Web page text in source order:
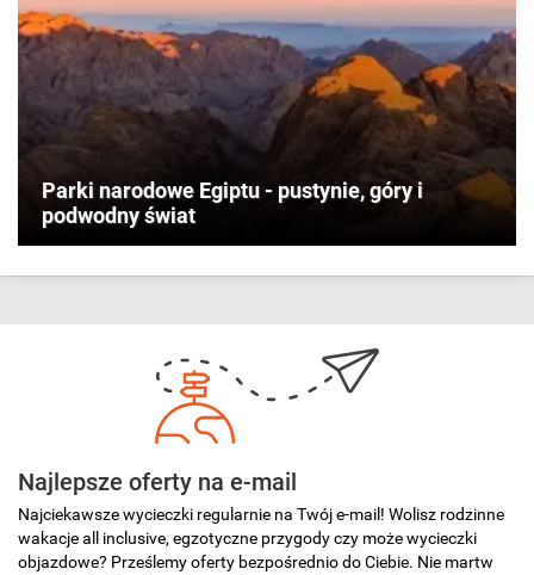
Parki narodowe Egiptu - pustynie, góry i
podwodny świat
Najlepsze oferty na e-mail
Najciekawsze wycieczki regularnie na Twój e-mail! Wolisz rodzinne
wakacje all inclusive, egzotyczne przygody czy może wycieczki
objazdowe? Prześlemy oferty bezpośrednio do Ciebie. Nie martw